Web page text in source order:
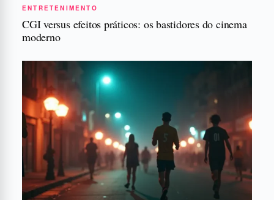
ENTRETENIMENTO
CGI versus efeitos práticos: os bastidores do cinema
moderno